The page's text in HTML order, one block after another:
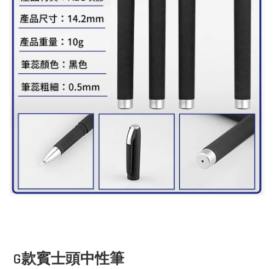
G款賓士頭中性筆